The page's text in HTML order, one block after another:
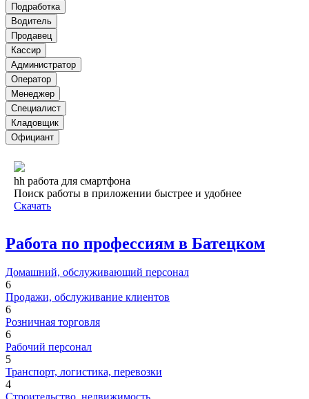
Подработка
Водитель
Продавец
Кассир
Администратор
Оператор
Менеджер
Специалист
Кладовщик
Официант
hh работа для смартфона
Поиск работы в приложении быстрее и удобнее
Скачать
Работа по профессиям в Батецком
Домашний, обслуживающий персонал
6
Продажи, обслуживание клиентов
6
Розничная торговля
6
Рабочий персонал
5
Транспорт, логистика, перевозки
4